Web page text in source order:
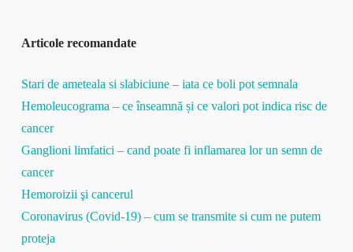
Articole recomandate
Stari de ameteala si slabiciune – iata ce boli pot semnala
Hemoleucograma – ce înseamnă și ce valori pot indica risc de
cancer
Ganglioni limfatici – cand poate fi inflamarea lor un semn de
cancer
Hemoroizii şi cancerul
Coronavirus (Covid-19) – cum se transmite si cum ne putem
proteja